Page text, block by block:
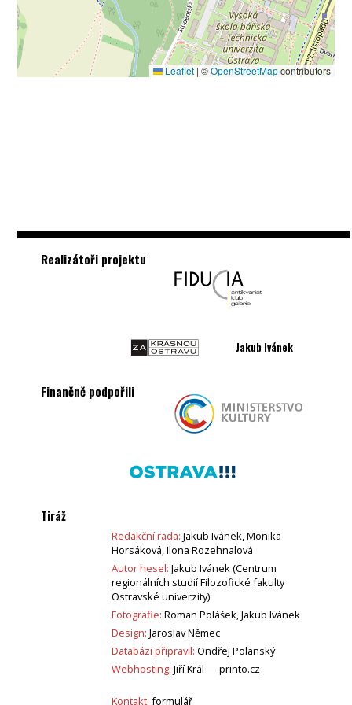
Leaflet | ©OpenStreetMapcontributors
Realizátoři projektu
Jakub Ivánek
Finančně podpořili
Tiráž
Redakční rada: Jakub Ivánek, Monika
Horsáková, Ilona Rozehnalová
Autor hesel: Jakub Ivánek (Centrum
regionálních studií Filozofické fakulty
Ostravské univerzity)
Fotografie: Roman Polášek, Jakub Ivánek
Design: Jaroslav Němec
Databázi připravil: Ondřej Polanský
Webhosting: Jiří Král —printo.cz
Kontakt: formulář